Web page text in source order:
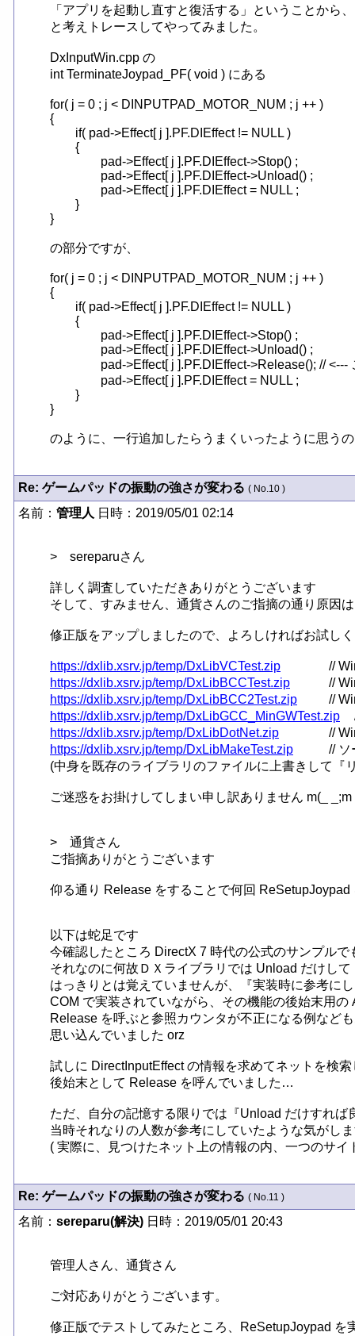
「アプリを起動し直すと復活する」ということから
と考えトレースしてやってみました。
DxInputWin.cpp の
int TerminateJoypad_PF( void ) にある
for( j = 0 ; j < DINPUTPAD_MOTOR_NUM ; j ++ )
{
}
の部分ですが、
for( j = 0 ; j < DINPUTPAD_MOTOR_NUM ; j ++ )
{
}
のように、一行追加したらうまくいったように思う
Re: ゲームパッドの振動の強さが変わる ( No.10 )
名前： 管理人 日時：2019/05/01 02:14
>　sereparuさん
詳しく調査していただきありがとうございます
そして、すみません、通貨さんのご指摘の通り原因
修正版をアップしましたので、よろしければお試し
https://dxlib.xsrv.jp/temp/DxLibVCTest.zip
https://dxlib.xsrv.jp/temp/DxLibBCCTest.zip
https://dxlib.xsrv.jp/temp/DxLibBCC2Test.zip
https://dxlib.xsrv.jp/temp/DxLibGCC_MinGWTest.zip
https://dxlib.xsrv.jp/temp/DxLibDotNet.zip
https://dxlib.xsrv.jp/temp/DxLibMakeTest.zip
// ソ
(中身を既存のライブラリのファイルに上書きして『
ご迷惑をお掛けしてしまい申し訳ありません m(_ _;m
>　通貨さん
ご指摘ありがとうございます
仰る通り Release をすることで何回
以下は蛇足です
今確認したところ DirectX 7 時代の公式のサンプル
それなのに何故ＤＸライブラリでは Unload だけし
はっきりとは覚えていませんが、『実装時に参考に
COM で実装されていながら、その機能の後始末用
Release を呼ぶと参照カウンタが不正になる例など
思い込んでいました orz
試しに DirectInputEffect の情報を求めてネットを検
後始末として Release を呼んでいました…
ただ、自分の記憶する限りでは『Unload だけすれ
当時それなりの人数が参考にしていたような気がし
( 実際に、見つけたネット上の情報の内、一つのサ
Re: ゲームパッドの振動の強さが変わる ( No.11 )
名前： sereparu(解決) 日時：2019/05/01 20:43
管理人さん、通貨さん
ご対応ありがとうございます。
修正版でテストしてみたところ、ReSetupJoypad を